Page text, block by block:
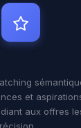
et
aux offres